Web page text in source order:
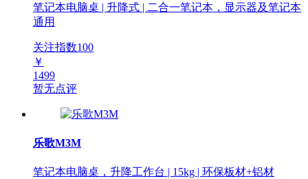
笔记本电脑桌 | 升降式 | 二合一笔记本，显示器及笔记本
通用
关注指数100
￥
1499
暂无点评
乐歌M3M
笔记本电脑桌，升降工作台 | 15kg | 环保板材+铝材